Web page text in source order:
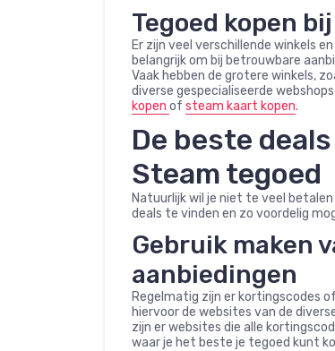
Tegoed kopen
Er zijn veel verschillende winkels
belangrijk om bij betrouwbare
Vaak hebben de grotere winkels,
diverse gespecialiseerde
kopen of steam kaart kopen.
De beste
Steam tegoed
Natuurlijk wil je niet te veel
deals te vinden en zo voordelig
Gebruik maken
aanbiedingen
Regelmatig zijn er kortingscodes
hiervoor de websites van de
zijn er websites die alle
waar je het beste je tegoed kunt